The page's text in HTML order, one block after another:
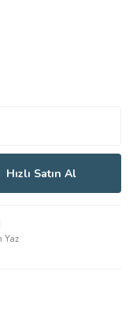
Hızlı Satın Al
Yaz